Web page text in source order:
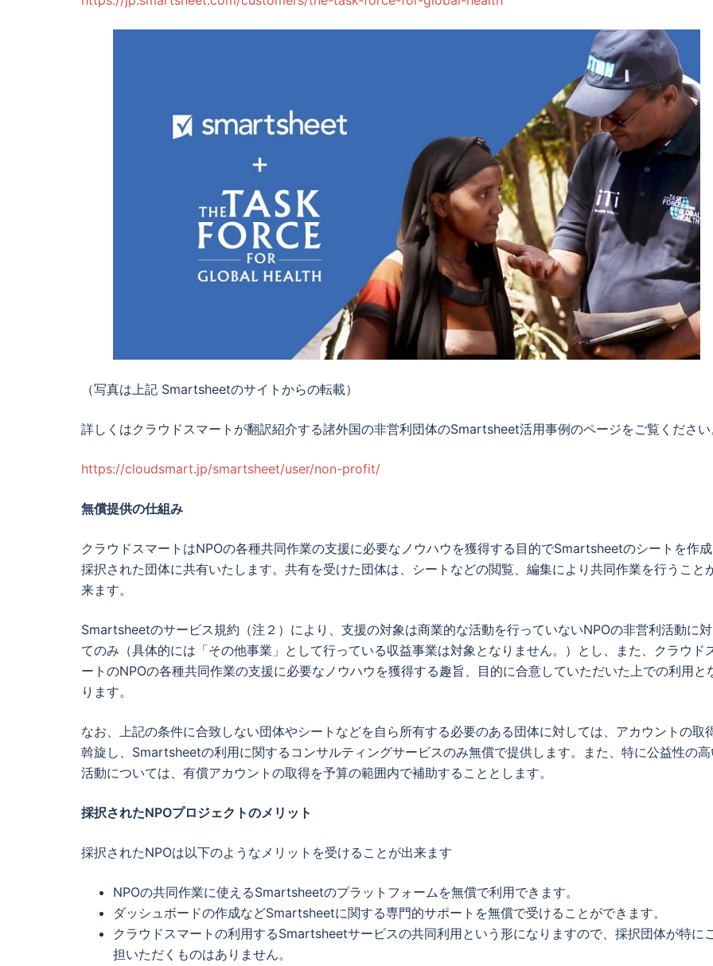
（写真は上記 Smartsheetのサイトからの転載）
詳しくはクラウドスマートが翻訳紹介する諸外国の非営利団体のSmartsheet活用事例のページをご覧ください
https://cloudsmart.jp/smartsheet/user/non-profit/
無償提供の仕組み
クラウドスマートはNPOの各種共同作業の支援に必要なノウハウを獲得する目的でSmartsheetのシートを作
採択された団体に共有いたします。共有を受けた団体は、シートなどの閲覧、編集により共同作業を行うこと
来ます。
Smartsheetのサービス規約（注２）により、支援の対象は商業的な活動を行っていないNPOの非営利活動に
てのみ（具体的には「その他事業」として行っている収益事業は対象となりません。）とし、また、クラウド
ートのNPOの各種共同作業の支援に必要なノウハウを獲得する趣旨、目的に合意していただいた上での利用と
ります。
なお、上記の条件に合致しない団体やシートなどを自ら所有する必要のある団体に対しては、アカウントの取
斡旋し、Smartsheetの利用に関するコンサルティングサービスのみ無償で提供します。また、特に公益性の高
活動については、有償アカウントの取得を予算の範囲内で補助することとします。
採択されたNPOプロジェクトのメリット
採択されたNPOは以下のようなメリットを受けることが出来ます
NPOの共同作業に使えるSmartsheetのプラットフォームを無償で利用できます。
ダッシュボードの作成などSmartsheetに関する専門的サポートを無償で受けることができます。
クラウドスマートの利用するSmartsheetサービスの共同利用という形になりますので、採択団体が特に
担いただくものはありません。